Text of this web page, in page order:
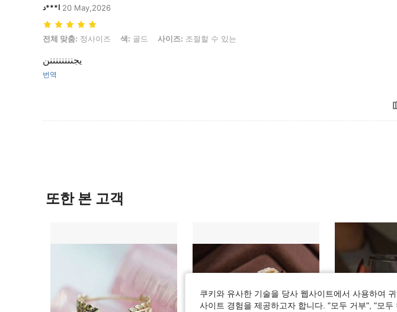
ا***د 20 May,2026
전체 맞춤: 정사이즈, 색: 골드, 사이즈: 조절할 수 있는
전체 맞춤: 정사이즈 색: 골드 사이즈: 조절할 수 있는
يجننننننننن
번역
또한 본 고객
쿠키와 유사한 기술을 당사 웹사이트에서 사용하여
사이트 경험을 제공하고자 합니다. "모두 거부", "모